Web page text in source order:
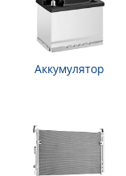
Аккумулятор